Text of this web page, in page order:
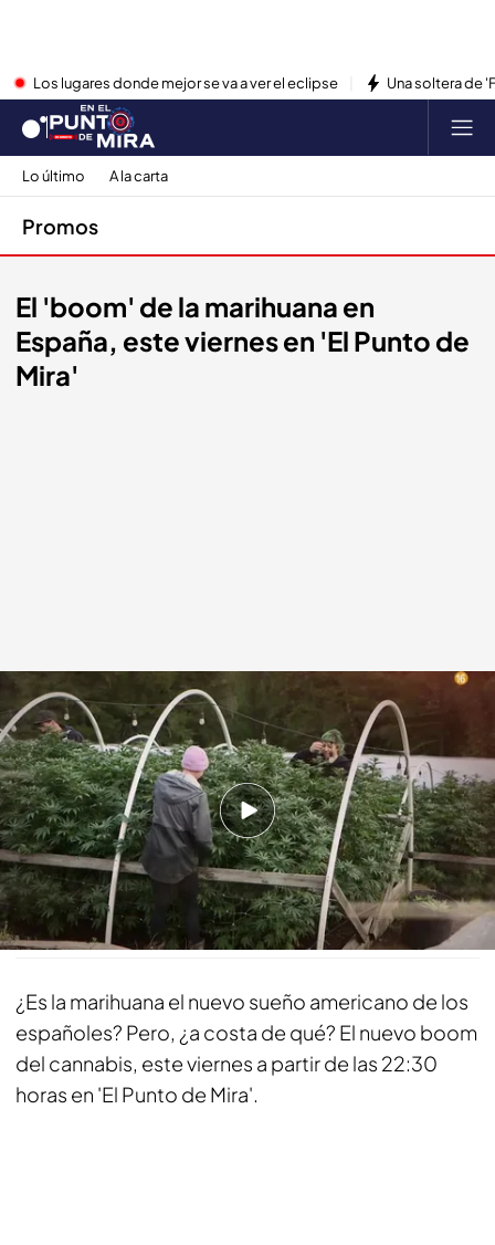
Los lugares donde mejor se va a ver el eclipse Una soltera de
Lo último A la carta
Promos
El 'boom' de la marihuana en
España, este viernes en 'El Punto de
Mira'
Vídeo: La marihuana en España, este viernes.
cuatro.com
12 ENE 2022 - 10:41h.
Este viernes, a partir de las 22:30 horas en
Cuatro
Compartir
¿Es la marihuana el nuevo sueño americano de los
españoles? Pero, ¿a costa de qué? El nuevo boom
del cannabis, este viernes a partir de las 22:30
horas en 'El Punto de Mira'.